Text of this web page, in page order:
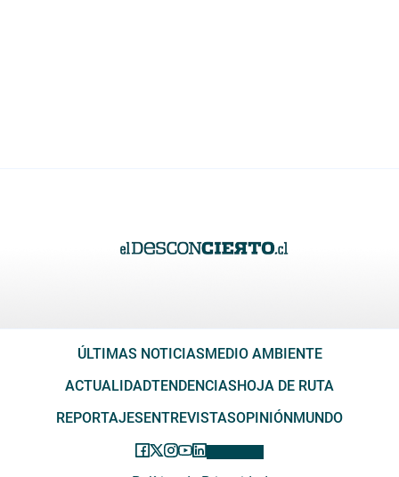
ÚLTIMAS NOTICIAS MEDIO AMBIENTE
ACTUALIDADTENDENCIAS HOJA DE RUTA
REPORTAJES ENTREVISTASOPINIÓN MUNDO